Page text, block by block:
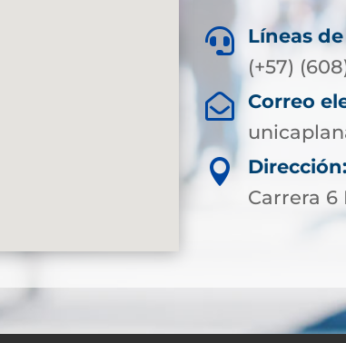

Líneas
(+57)

Correo

Dirección:
Carrera 6